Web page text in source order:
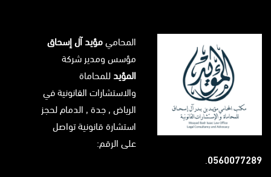
المحاميمؤيد آل إسحاق
مؤسس ومدير شركة
المؤيد للمحاماة
والاستشارات القانونية في
الرياض , جدة , الدماملحجز
استشارة قانونية تواصل
على الرقم:
0560077289
.